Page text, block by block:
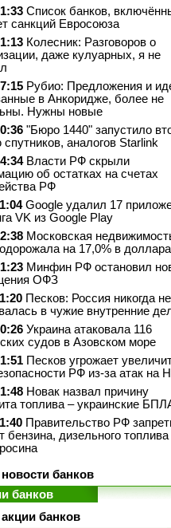
Список банков,
санкций Евросоюза
Колесник: Разговоров о
даже кулуарных, я не
Рубио: Предложения и
в Анкоридже, более не
Нужны новые
"Бю­ро 1440" за­пус­ти­ло
спут­ни­ков, аналогов Starlink
Власти РФ скрыли
об остатках на счетах
РФ
Google удалил 17
VK из Google Play
Московская
на 17,0% в
Минфин РФ остановил
ОФЗ
Песков: Россия никогда не
в чужие внутренние
Украина атаковала 116
судов в Азовском море
Песков угрожает
РФ из-за атак на
Новак назвал причину
топлива – украинские
Правительство РФ
бензина, дизельного топлива
новости банков
банков
акции банков